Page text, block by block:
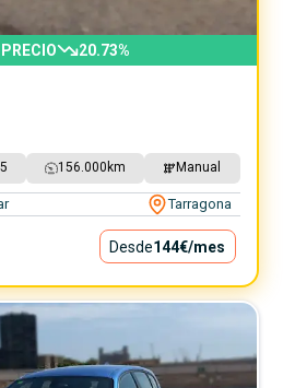
20.73%
156.000 km Manual
Tarragona
Desde144€/mes